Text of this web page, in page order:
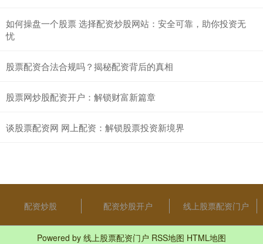
如何操盘一个股票 选择配资炒股网站：安全可靠，助你投资无
忧
股票配资合法合规吗？揭秘配资背后的真相
股票网炒股配资开户：解锁财富新篇章
谈股票配资网 网上配资：解锁股票投资新境界
配资炒股 配资炒股开户 线上股票配资门户
Powered by 线上股票配资门户 RSS地图 HTML地图